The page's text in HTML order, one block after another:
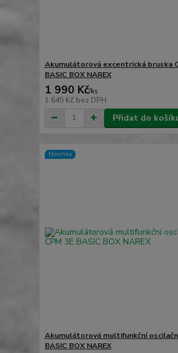
Akumulátorová excentrická bruska
BASIC BOX NAREX
1 990 Kč/ks
1 645 Kč bez DPH
Přidat do
Novinka
Akumulátorová multifunkční
BASIC BOX NAREX